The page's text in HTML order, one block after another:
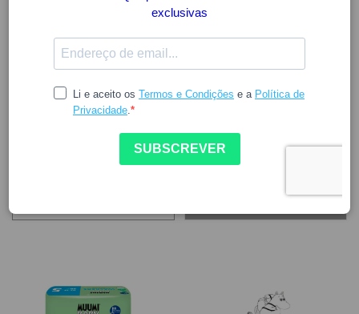
MUUMI BABY
A marca Muumi Baby produz fraldas na Finlândia, por uma
experiência: a Delipap. Os seus produtos destacam-se
especialmente adequados para peles sensíveis.